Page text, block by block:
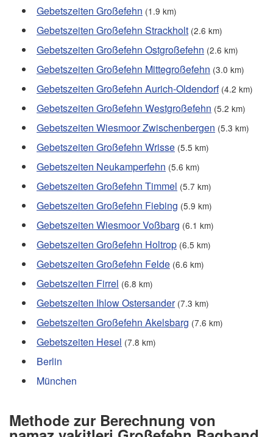
Gebetszeiten Großefehn (1.9 km)
Gebetszeiten Großefehn Strackholt (2.6 km)
Gebetszeiten Großefehn Ostgroßefehn (2.6 km)
Gebetszeiten Großefehn Mittegroßefehn (3.0 km)
Gebetszeiten Großefehn Aurich-Oldendorf (4.2 km)
Gebetszeiten Großefehn Westgroßefehn (5.2 km)
Gebetszeiten Wiesmoor Zwischenbergen (5.3 km)
Gebetszeiten Großefehn Wrisse (5.5 km)
Gebetszeiten Neukamperfehn (5.6 km)
Gebetszeiten Großefehn Timmel (5.7 km)
Gebetszeiten Großefehn Fiebing (5.9 km)
Gebetszeiten Wiesmoor Voßbarg (6.1 km)
Gebetszeiten Großefehn Holtrop (6.5 km)
Gebetszeiten Großefehn Felde (6.6 km)
Gebetszeiten Firrel (6.8 km)
Gebetszeiten Ihlow Ostersander (7.3 km)
Gebetszeiten Großefehn Akelsbarg (7.6 km)
Gebetszeiten Hesel (7.8 km)
Berlin
München
Methode zur Berechnung von